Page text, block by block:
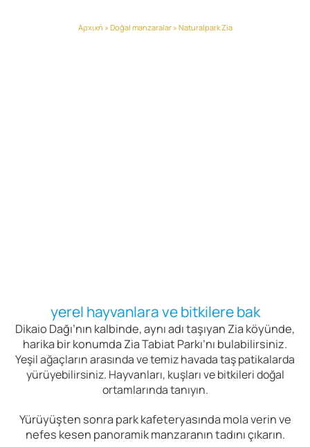
Αρχική » Doğal manzaralar» Naturalpark Zia
yerel hayvanlara ve bitkilere bak
Dikaio Dağı’nın kalbinde, aynı adı taşıyan Zia köyünde,
harika bir konumda Zia Tabiat Parkı’nı bulabilirsiniz.
Yeşil ağaçların arasında ve temiz havada taş patikalarda
yürüyebilirsiniz. Hayvanları, kuşları ve bitkileri doğal
ortamlarında tanıyın.
Yürüyüşten sonra park kafeteryasında mola verin ve
nefes kesen panoramik manzaranın tadını çıkarın.